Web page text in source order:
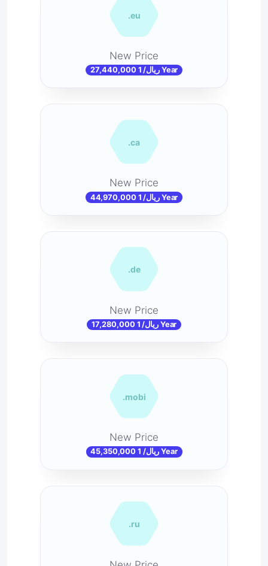
.eu
New Price
27,440,000 ریال/ 1 Year
.ca
New Price
44,970,000 ریال/ 1 Year
.de
New Price
17,280,000 ریال/ 1 Year
.mobi
New Price
45,350,000 ریال/ 1 Year
.ru